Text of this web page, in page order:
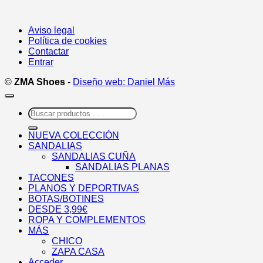
Aviso legal
Política de cookies
Contactar
Entrar
© ZMA Shoes - Diseño web: Daniel Más
Buscar
por:
NUEVA COLECCIÓN
SANDALIAS
SANDALIAS CUÑA
SANDALIAS PLANAS
TACONES
PLANOS Y DEPORTIVAS
BOTAS/BOTINES
DESDE 3,99€
ROPA Y COMPLEMENTOS
MÁS
CHICO
ZAPA CASA